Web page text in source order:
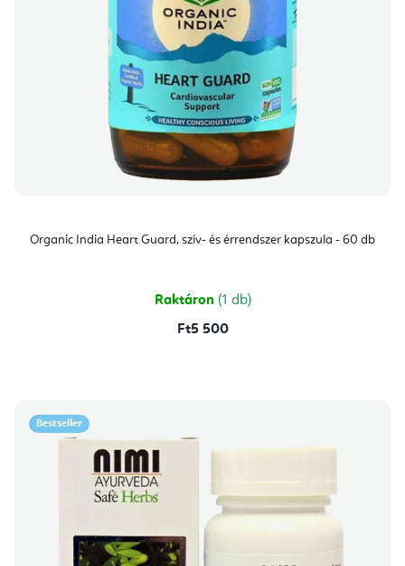
Organic India Heart Guard, szív- és érrendszer kapszula - 60 db
Raktáron (1 db)
Ft5 500
Bestseller